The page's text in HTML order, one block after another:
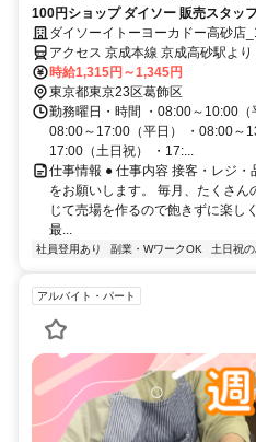
100円ショップ ダイソー 販売スタッフ
ダイソーイトーヨーカドー高砂店
アクセス 京成本線 京成高砂駅よ
時給1,315円～1,345円
東京都東京23区葛飾区
勤務曜日・時間 ・08:00～10:00（
08:00～17:00（平日） ・08:00～
17:00（土日祝） ・17:...
仕事情報 ● 仕事内容 接客・レジ
をお願いします。 毎月、たくさ
じて売場を作るので飽きずに楽し
最...
社員登用あり 副業・WワークOK 土日祝
アルバイト・パート